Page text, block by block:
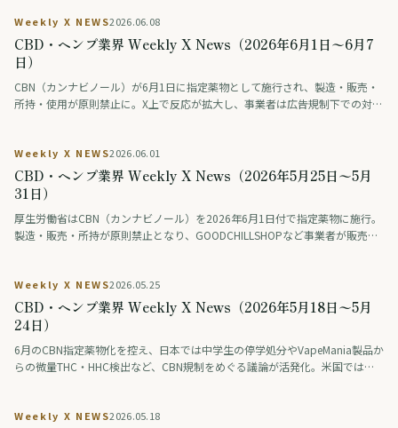
要求。タイは合法化4年で医療用限定に転換し7000店超が閉店。
Weekly X NEWS2026.06.08
CBD・ヘンプ業界 Weekly X News（2026年6月1日〜6月7
日）
CBN（カンナビノール）が6月1日に指定薬物として施行され、製造・販売・
所持・使用が原則禁止に。X上で反応が拡大し、事業者は広告規制下での対応
会に要請。欧州ではフランスがCBD食品の販売を禁止し、EU全体で規制強化
が進む。タイは医療目的限定への回帰を定着させた。国内外でカンナビノイ
ド規制の線引きが進んだ一週間を総括する。
Weekly X NEWS2026.06.01
CBD・ヘンプ業界 Weekly X News（2026年5月25日〜5月
31日）
厚生労働省はCBN（カンナビノール）を2026年6月1日付で指定薬物に施行。
製造・販売・所持が原則禁止となり、GOODCHILLSHOPなど事業者が販売終
の約95%が規制対象に。タイは医療用大麻の処方箋義務化で約7,200店舗が
閉鎖。さらにバレー男子日本代表・佐藤駿一郎選手が大麻所持容疑で逮捕、
協会は登録抹消。国内外でカンナビノイド規制の見直しが加速した一週間を
総括する。
Weekly X NEWS2026.05.25
CBD・ヘンプ業界 Weekly X News（2026年5月18日〜5月
24日）
6月のCBN指定薬物化を控え、日本では中学生の停学処分やVapeMania製品か
らの微量THC・HHC検出など、CBN規制をめぐる議論が活発化。米国では大
導入するなど、各国で規制と市場の転換期を迎えている。
Weekly X NEWS2026.05.18